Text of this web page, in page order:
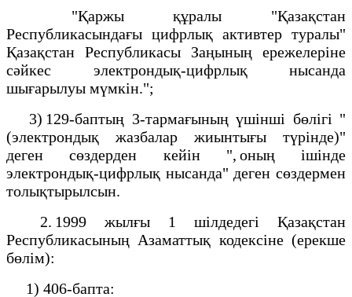
"Қаржы құралы "Қазақстан
Республикасындағы цифрлық активтер туралы"
Қазақстан Республикасы Заңының ережелеріне
сәйкес электрондық-цифрлық нысанда
шығарылуы мүмкін.";
3) 129-баптың 3-тармағының үшінші бөлігі "
(электрондық жазбалар жиынтығы түрiнде)"
деген сөздерден кейін ", оның ішінде
электрондық-цифрлық нысанда" деген сөздермен
толықтырылсын.
2. 1999 жылғы 1 шілдедегі Қазақстан
Республикасының Азаматтық кодексіне (ерекше
бөлім):
1) 406-бапта: